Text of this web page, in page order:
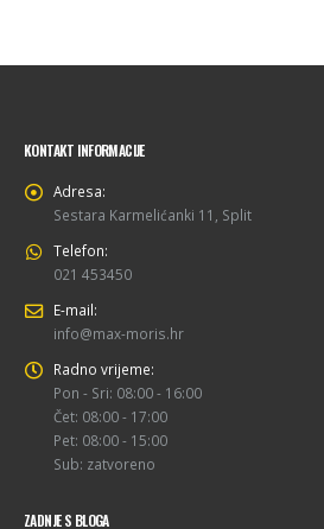
KONTAKT INFORMACIJE
Adresa:
Sestara Karmelićanki 11, Split
Telefon:
021 453450
E-mail:
info@max-moris.hr
Radno vrijeme:
Pon - Sri: 08:00 - 16:00
Čet: 08:00 - 17:00
Pet: 08:00 - 15:00
Sub: zatvoreno
ZADNJE S BLOGA